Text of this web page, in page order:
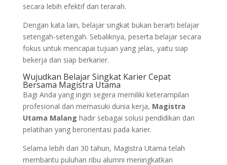
secara lebih efektif dan terarah.
Dengan kata lain, belajar singkat bukan berarti belajar
setengah-setengah. Sebaliknya, peserta belajar secara
fokus untuk mencapai tujuan yang jelas, yaitu siap
bekerja dan siap berkarier.
Wujudkan Belajar Singkat Karier Cepat
Bersama Magistra Utama
Bagi Anda yang ingin segera memiliki keterampilan
profesional dan memasuki dunia kerja, Magistra
Utama Malang hadir sebagai solusi pendidikan dan
pelatihan yang berorientasi pada karier.
Selama lebih dari 30 tahun, Magistra Utama telah
membantu puluhan ribu alumni meningkatkan